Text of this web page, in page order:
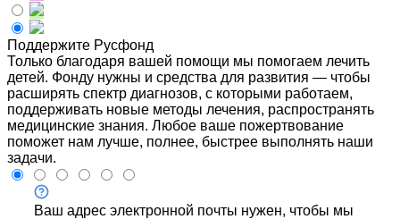
Поддержите Русфонд
Только благодаря вашей помощи мы помогаем лечить
детей. Фонду нужны и средства для развития — чтобы
расширять спектр диагнозов, с которыми работаем,
поддерживать новые методы лечения, распространять
медицинские знания. Любое ваше пожертвование
поможет нам лучше, полнее, быстрее выполнять наши
задачи.
Ваш адрес электронной почты нужен, чтобы мы